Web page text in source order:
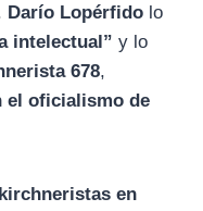
Darío Lopérfido lo
intelectual” y lo
678,
el oficialismo de
en